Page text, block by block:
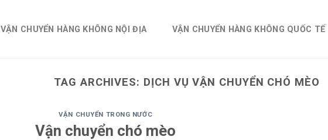
VẬN CHUYỂN HÀNG KHÔNG NỘI ĐỊA VẬN CHUYỂN HÀNG KHÔNG QUỐC TẾ
TAG ARCHIVES: DỊCH VỤ VẬN CHUYỂN CHÓ MÈO
VẬN CHUYỂN TRONG NƯỚC
Vận chuyển chó mèo